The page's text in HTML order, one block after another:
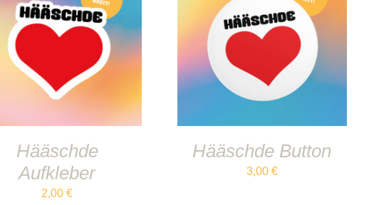
IN DEN WARENKORB
/
Hääschde
Aufkleber
2,00€
IN DEN WARENKORB
Hääschde Button
3,00 €